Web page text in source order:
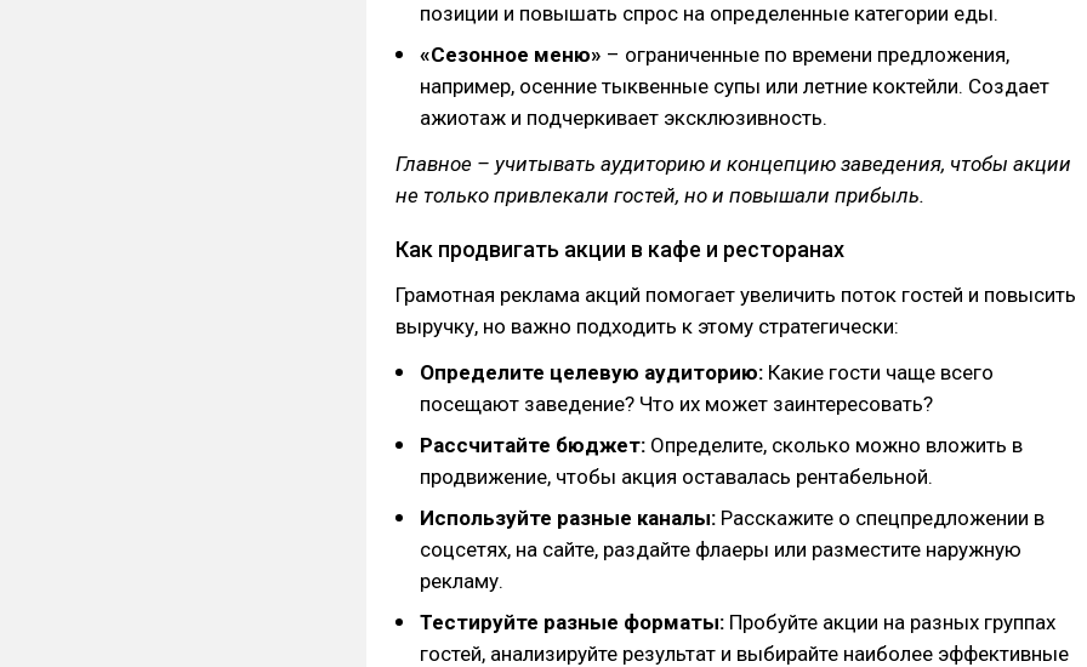
позиции и повышать спрос на определенные категории еды.
«Сезонное меню» – ограниченные по времени предложения,
например, осенние тыквенные супы или летние коктейли. Создает
ажиотаж и подчеркивает эксклюзивность.
Главное – учитывать аудиторию и концепцию заведения, чтобы акции
не только привлекали гостей, но и повышали прибыль.
Как продвигать акции в кафе и ресторанах
Грамотная реклама акций помогает увеличить поток гостей и повысить
выручку, но важно подходить к этому стратегически:
Определите целевую аудиторию: Какие гости чаще всего
посещают заведение? Что их может заинтересовать?
Рассчитайте бюджет: Определите, сколько можно вложить в
продвижение, чтобы акция оставалась рентабельной.
Используйте разные каналы: Расскажите о спецпредложении в
соцсетях, на сайте, раздайте флаеры или разместите наружную
рекламу.
Тестируйте разные форматы: Пробуйте акции на разных группах
гостей, анализируйте результат и выбирайте наиболее эффективные